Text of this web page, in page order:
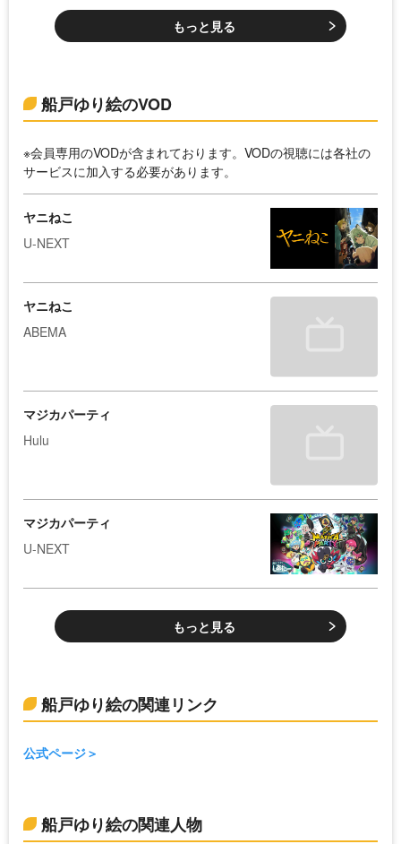
もっと見る
船戸ゆり絵のVOD
※会員専用のVODが含まれております。VODの視聴には各社の
サービスに加入する必要があります。
ヤニねこ
U-NEXT
ヤニねこ
ABEMA
マジカパーティ
Hulu
マジカパーティ
U-NEXT
もっと見る
船戸ゆり絵の関連リンク
公式ページ
船戸ゆり絵の関連人物